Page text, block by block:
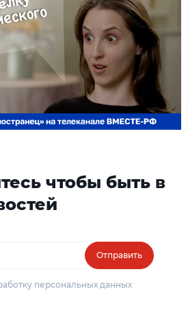
чтобы быть в
Отправить
персональных данных